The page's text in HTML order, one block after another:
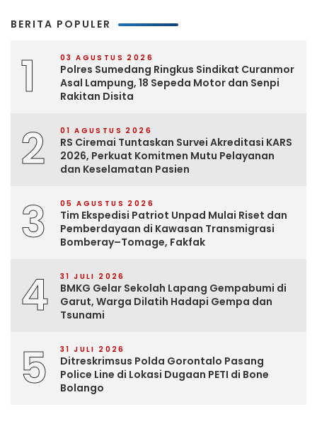
BERITA POPULER
1 03 AGUSTUS 2026
Polres Sumedang Ringkus Sindikat Curanmor
Asal Lampung, 18 Sepeda Motor dan Senpi
Rakitan Disita
2 01 AGUSTUS 2026
RS Ciremai Tuntaskan Survei Akreditasi KARS
2026, Perkuat Komitmen Mutu Pelayanan
dan Keselamatan Pasien
3 05 AGUSTUS 2026
Tim Ekspedisi Patriot Unpad Mulai Riset dan
Pemberdayaan di Kawasan Transmigrasi
Bomberay–Tomage, Fakfak
4 31 JULI 2026
BMKG Gelar Sekolah Lapang Gempabumi di
Garut, Warga Dilatih Hadapi Gempa dan
Tsunami
5 31 JULI 2026
Ditreskrimsus Polda Gorontalo Pasang
Police Line di Lokasi Dugaan PETI di Bone
Bolango